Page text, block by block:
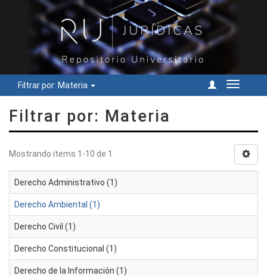
Filtrar por: Materia
Cambiar
Filtrar por: Materia
Mostrando ítems 1-10 de 1
Derecho Administrativo (1)
Derecho Ambiental (1)
Derecho Civil (1)
Derecho Constitucional (1)
Derecho de la Información (1)